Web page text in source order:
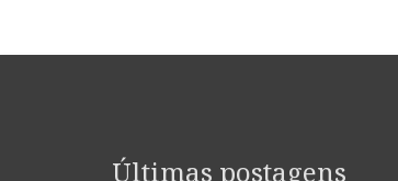
Últimas postagens